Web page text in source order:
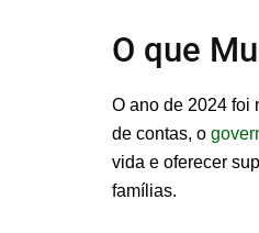
O que
O ano de 2024 foi
de contas, o
vida e oferecer
famílias.